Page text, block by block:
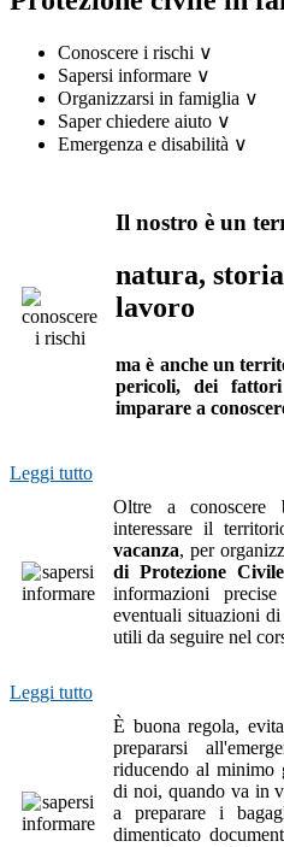
Conoscere i rischi ∨
Sapersi informare ∨
Organizzarsi in famiglia ∨
Saper chiedere aiuto ∨
Emergenza e disabilità ∨
Il nostro è un
natura,
lavoro
ma è anche un
pericoli, dei
imparare a
Leggi tutto
Oltre a
interessare il
vacanza, per
di Protezione
informazioni
eventuali situazioni di
utili da seguire nel
Leggi tutto
È buona regola,
prepararsi
riducendo al minimo
di noi, quando va in
a preparare i
dimenticato